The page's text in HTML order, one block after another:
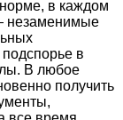
в каждом
незаменимые
в
В любое
получить